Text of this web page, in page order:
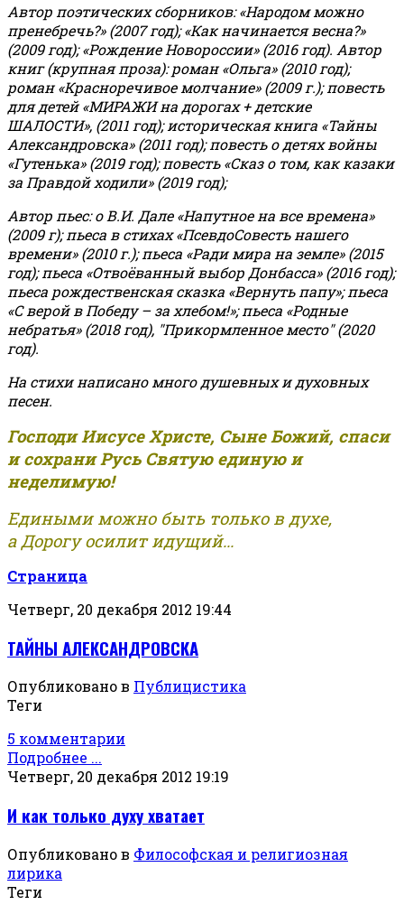
Автор поэтических сборников: «Народом можно
пренебречь?» (2007 год); «Как начинается весна?»
(2009 год); «Рождение Новороссии» (2016 год). Автор
книг (крупная проза): роман «Ольга» (2010 год);
роман «Красноречивое молчание» (2009 г.); повесть
для детей «МИРАЖИ на дорогах + детские
ШАЛОСТИ», (2011 год); историческая книга «Тайны
Александровска» (2011 год); повесть о детях войны
«Гутенька» (2019 год); повесть «Сказ о том, как казаки
за Правдой ходили» (2019 год);
Автор пьес: о В.И. Дале «Напутное на все времена»
(2009 г); пьеса в стихах «ПсевдоСовесть нашего
времени» (2010 г.); пьеса «Ради мира на земле» (2015
год); пьеса «Отвоёванный выбор Донбасса» (2016 год);
пьеса рождественская сказка «Вернуть папу»; пьеса
«С верой в Победу – за хлебом!»;пьеса «Родные
небратья» (2018 год), "Прикормленное место" (2020
год).
На стихи написано много душевных и духовных
песен.
Господи Иисусе Христе, Сыне Божий, спаси
и сохрани Русь Святую единую и
неделимую!
Едиными можно быть только в духе,
а Дорогу осилит идущий...
Страница
Четверг, 20 декабря 2012 19:44
ТАЙНЫ АЛЕКСАНДРОВСКА
Опубликовано в Публицистика
Теги
5 комментарии
Подробнее ...
Четверг, 20 декабря 2012 19:19
И как только духу хватает
Опубликовано в Философская и религиозная
лирика
Теги